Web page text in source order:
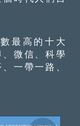
最高的十大
、微信、科學
一帶一路、